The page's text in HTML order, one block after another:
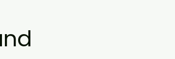
Gesellschaft neu zu beleben/  wieder aufleben zu